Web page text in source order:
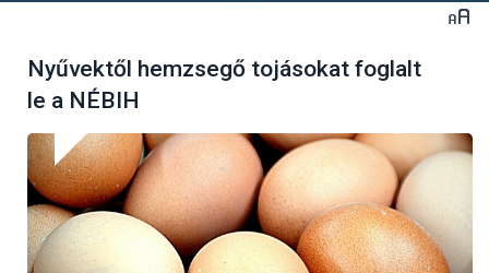
Nyűvektől hemzsegő tojásokat foglalt
le a NÉBIH